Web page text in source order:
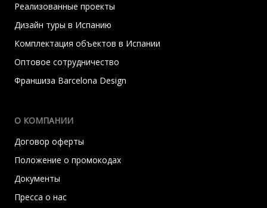
Реализованные проекты
Дизайн туры в Испанию
Комплектация объектов в Испании
Оптовое сотрудничество
Франшиза Barcelona Design
О КОМПАНИИ
Договор оферты
Положение о промокодах
Документы
Пресса о нас